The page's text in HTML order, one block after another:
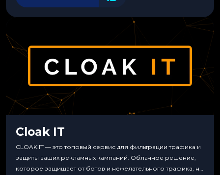
Cloak IT
CLOAK IT — это топовый сервис для фильтрации трафика и
защиты ваших рекламных кампаний. Облачное решение,
которое защищает от ботов и нежелательного трафика, не